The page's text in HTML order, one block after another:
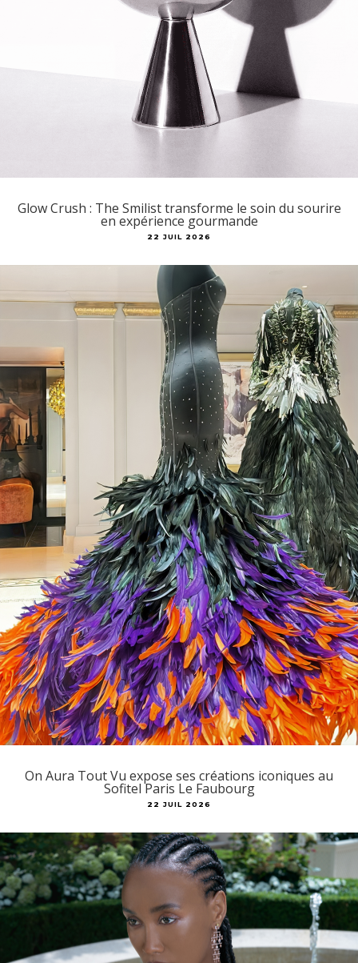
Glow Crush : The Smilist transforme le soin du sourire
en expérience gourmande
22 JUIL 2026
On Aura Tout Vu expose ses créations iconiques au
Sofitel Paris Le Faubourg
22 JUIL 2026